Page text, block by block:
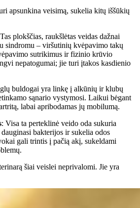
apsunkina veisimą, sukelia kitų iššūkių
plokščias, raukšlėtas veidas dažnai
sindromu – viršutinių kvėpavimo takų
sutrikimus ir fizinio krūvio
nepatogumai; jie turi įtakos kasdienio
buldogai yra linkę į alkūnių ir klubų
sąnario vystymosi. Laikui bėgant
labai apribodamas jų mobilumą.
: Visa ta perteklinė veido oda sukuria
bakterijos ir sukelia odos
gali trintis į pačią akį, sukeldami
šiai veislei neprivalomi. Jie yra